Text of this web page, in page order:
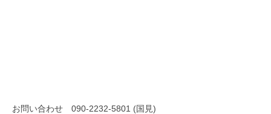
お問い合わせ 090-2232-5801 (国見)